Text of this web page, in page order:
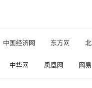
中国经济网 东方网
中华网 凤凰网 网易